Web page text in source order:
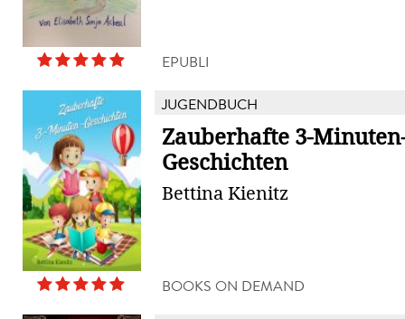
EPUBLI
JUGENDBUCH
Zauberhafte 3-
Geschichten
Bettina Kienitz
BOOKS ON DEMAND